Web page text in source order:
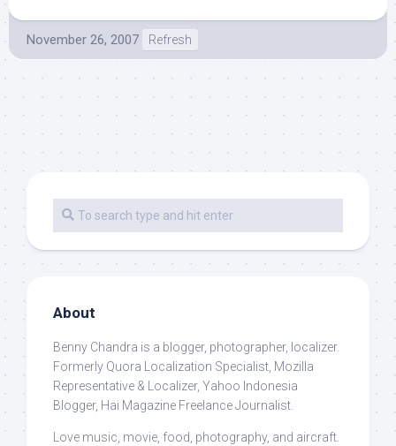
November 26, 2007 Refresh
About
Benny Chandra is a blogger, photographer, localizer.
Formerly Quora Localization Specialist, Mozilla
Representative & Localizer, Yahoo Indonesia
Blogger, Hai Magazine Freelance Journalist.
Love music, movie, food, photography, and aircraft.